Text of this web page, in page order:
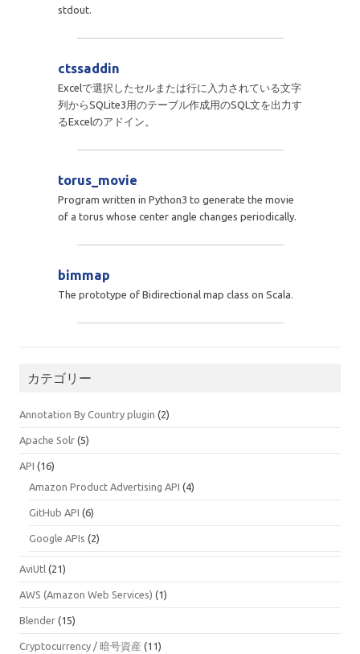
stdout.
ctssaddin
Excelで選択したセルまたは行に入力されている文字
列からSQLite3用のテーブル作成用のSQL文を出力す
るExcelのアドイン。
torus_movie
Program written in Python3 to generate the movie
of a torus whose center angle changes periodically.
bimmap
The prototype of Bidirectional map class on Scala.
カテゴリー
Annotation By Country plugin (2)
Apache Solr (5)
API (16)
Amazon Product Advertising API (4)
GitHub API (6)
Google APIs (2)
AviUtl (21)
AWS (Amazon Web Services) (1)
Blender (15)
Cryptocurrency / 暗号資産 (11)